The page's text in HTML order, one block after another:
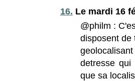
16. Le mardi 16
@philm :
disposent de
detresse
que sa